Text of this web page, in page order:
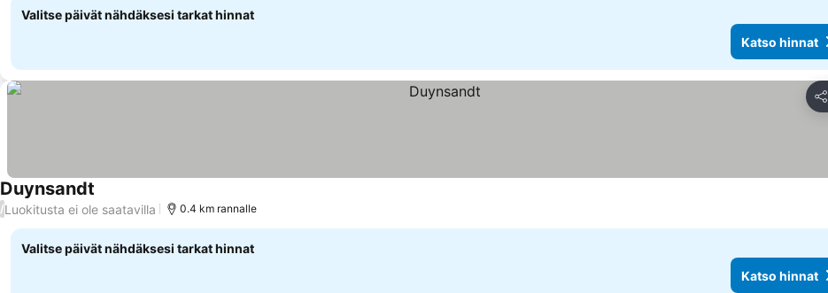
Valitse päivät nähdäksesi tarkat hinnat
Katso hinnat
Jaa
Duynsandt
/Luokitusta ei ole saatavilla 0.4 km rannalle
Valitse päivät nähdäksesi tarkat hinnat
Katso hinnat